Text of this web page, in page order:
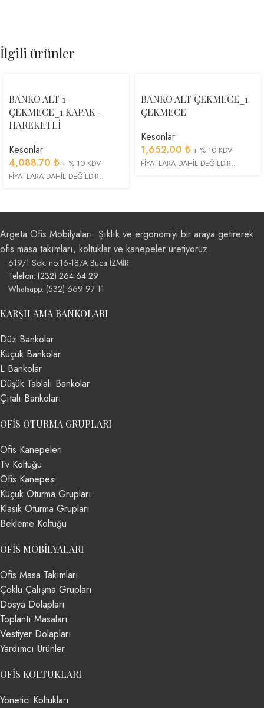
İlgili ürünler
BANKO ALT 1-
ÇEKMECE_1 KAPAK-
HAREKETLİ
Kesonlar
4,088.70 ₺ + % 10 KDV
FİYATLARA DAHİL DEĞİLDİR..
BANKO ALT ÇEKMECE_1
ÇEKMECE
Kesonlar
1,652.00 ₺ + % 10 KDV
FİYATLARA DAHİL DEĞİLDİR..
Argeta Ofis Mobilyaları: Şıklık ve ergonomiyi bir araya getirerek
ofis masa takımları, koltuklar ve kanepeler üretiyoruz.
619/1 Sok. no:16-18/A Buca İZMİR
Telefon: (232) 264 64 29
Whatsapp: (532) 669 97 11
KARŞILAMA BANKOLARI
Düz Bankolar
Küçük Bankolar
L Bankolar
Düşük Tablalı Bankolar
Çıtalı Bankoları
OFIS OTURMA GRUPLARI
Ofis Kanepeleri
Tv Koltuğu
Ofis Kanepesi
Küçük Oturma Grupları
Klasik Oturma Grupları
Bekleme Koltuğu
OFIS MOBILYALARI
Ofis Masa Takımları
Çoklu Çalışma Grupları
Dosya Dolapları
Toplantı Masaları
Vestiyer Dolapları
Yardımcı Ürünler
OFIS KOLTUKLARI
Yönetici Koltukları